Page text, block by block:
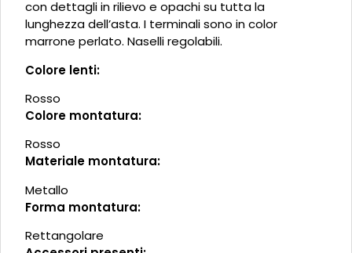
con dettagli in rilievo e opachi su tutta la
lunghezza dell’asta. I terminali sono in color
marrone perlato. Naselli regolabili.
Colore lenti:
Rosso
Colore montatura:
Rosso
Materiale montatura:
Metallo
Forma montatura:
Rettangolare